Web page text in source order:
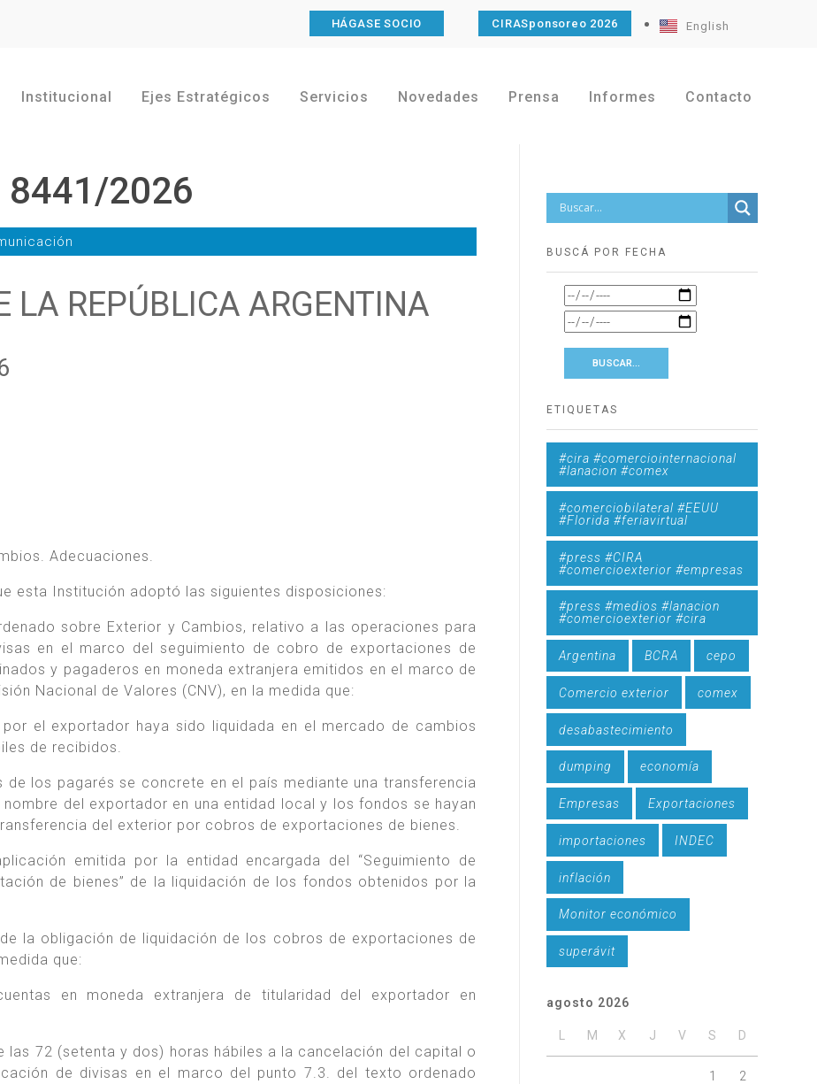
HÁGASE SOCIO CIRASponsoreo 2026 English
Institucional Ejes Estratégicos Servicios Novedades Prensa Informes Contacto
8441/2026
LA REPÚBLICA ARGENTINA
Adecuaciones.
esta Institución adoptó las siguientes disposiciones:
sobre Exterior y Cambios, relativo a las operaciones para
en el marco del seguimiento de cobro de exportaciones de
y pagaderos en moneda extranjera emitidos en el marco de
Nacional de Valores (CNV), en la medida que:
el exportador haya sido liquidada en el mercado de cambios
de recibidos.
los pagarés se concrete en el país mediante una transferencia
del exportador en una entidad local y los fondos se hayan
del exterior por cobros de exportaciones de bienes.
emitida por la entidad encargada del “Seguimiento de
de bienes” de la liquidación de los fondos obtenidos por la
la obligación de liquidación de los cobros de exportaciones de
que:
en moneda extranjera de titularidad del exportador en
las 72 (setenta y dos) horas hábiles a la cancelación del capital o
de divisas en el marco del punto 7.3. del texto ordenado
BUSCÁ POR FECHA
ETIQUETAS
#cira #comerciointernacional
#lanacion #comex
#comerciobilateral #EEUU
#Florida #feriavirtual
#press #CIRA
#comercioexterior #empresas
#press #medios #lanacion
#comercioexterior #cira
Argentina BCRA cepo
Comercio exterior comex
desabastecimiento
dumping economía
Empresas Exportaciones
importaciones INDEC
inflación
Monitor económico
superávit
agosto 2026
M X J V S D
1 2